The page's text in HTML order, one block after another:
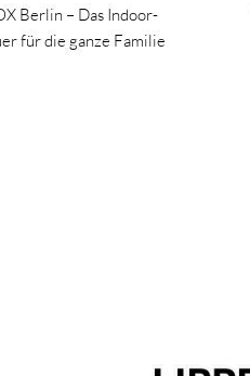
Berlin – Das Indoor-
für die ganze Familie